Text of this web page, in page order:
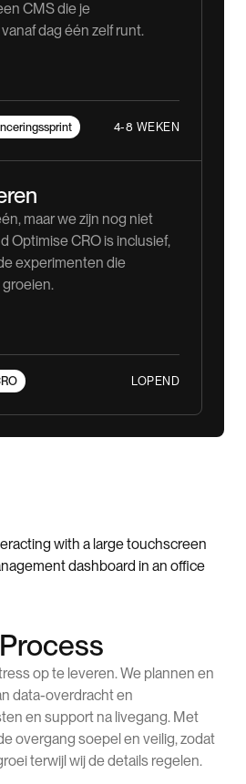
CMS die je
dag één zelf runt.
4-8 WEKEN
maar we zijn nog niet
Optimise CRO is inclusief,
experimenten die
LOPEND
op te leveren. We plannen en
data-overdracht en
en support na livegang. Met
overgang soepel en veilig, zodat
terwijl wij de details regelen.